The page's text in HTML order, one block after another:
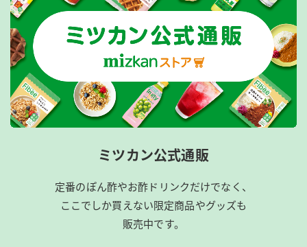
ミツカン公式通販
定番のぽん酢やお酢ドリンクだけでなく、
ここでしか買えない限定商品やグッズも
販売中です。